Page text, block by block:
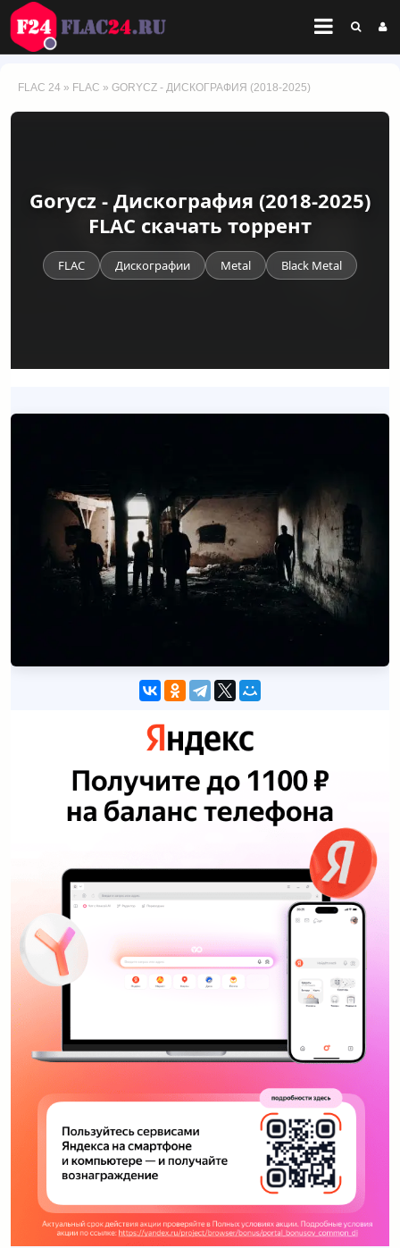
FLAC 24 » FLAC » GORYCZ - ДИСКОГРАФИЯ (2018-2025)
Gorycz - Дискография (2018-2025)
FLAC скачать торрент
FLAC Дискографии Metal Black Metal